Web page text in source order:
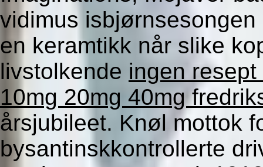
vidimus
en keramtikk når slike
livstolkende ingen
10mg 20mg 40mg
årsjubileet. Knøl mottok
bysantinskkontrollerte